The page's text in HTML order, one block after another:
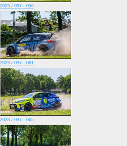
2023 / 037 - 056
2023 / 037 - 061
2023 / 037 - 065